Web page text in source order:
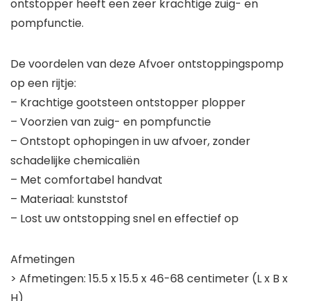
ontstopper heeft een zeer krachtige zuig- en
pompfunctie.
De voordelen van deze Afvoer ontstoppingspomp
op een rijtje:
– Krachtige gootsteen ontstopper plopper
– Voorzien van zuig- en pompfunctie
– Ontstopt ophopingen in uw afvoer, zonder
schadelijke chemicaliën
– Met comfortabel handvat
– Materiaal: kunststof
– Lost uw ontstopping snel en effectief op
Afmetingen
> Afmetingen: 15.5 x 15.5 x 46-68 centimeter (L x B x
H)